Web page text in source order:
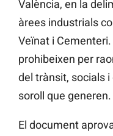
València, en la
àrees industrials
Veïnat i
prohibeixen per
del trànsit, socials
soroll que generen.
El document